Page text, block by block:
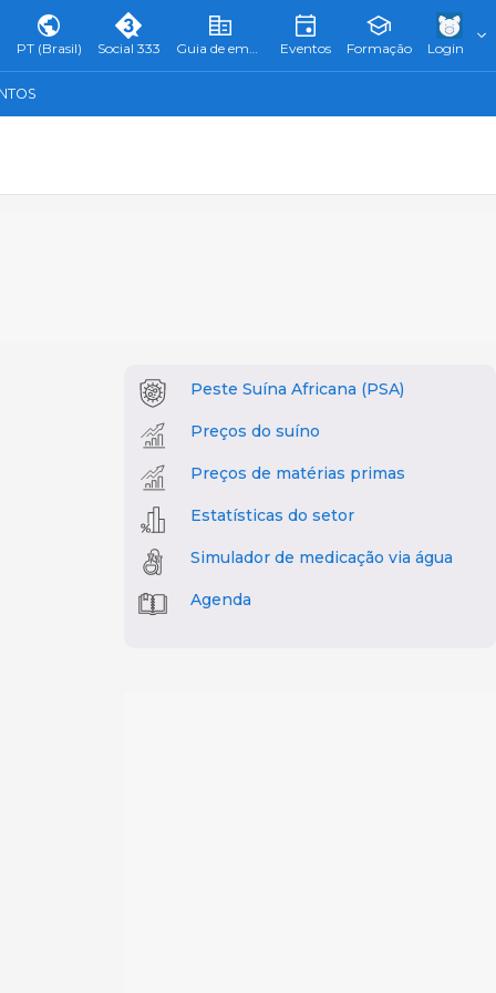
PT (Brasil) Social 333 Guia de empresas Eventos Formação Login
Peste Suína Africana (PSA)
Preços do suíno
Preços de matérias primas
Estatísticas do setor
Simulador de medicação via água
Agenda